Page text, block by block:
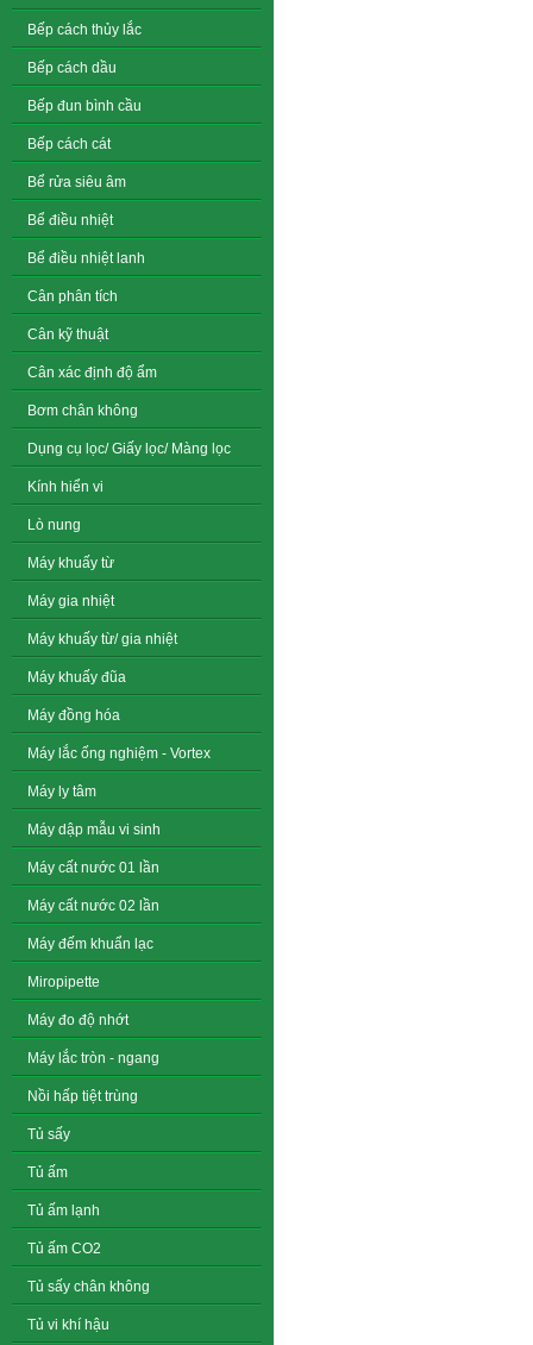
Bếp cách thủy lắc
Bếp cách dầu
Bếp đun bình cầu
Bếp cách cát
Bể rửa siêu âm
Bể điều nhiệt
Bể điều nhiệt lanh
Cân phân tích
Cân kỹ thuật
Cân xác định độ ẩm
Bơm chân không
Dụng cụ lọc/ Giấy lọc/ Màng lọc
Kính hiển vi
Lò nung
Máy khuấy từ
Máy gia nhiệt
Máy khuấy từ/ gia nhiệt
Máy khuấy đũa
Máy đồng hóa
Máy lắc ống nghiệm - Vortex
Máy ly tâm
Máy dập mẫu vi sinh
Máy cất nước 01 lần
Máy cất nước 02 lần
Máy đếm khuẩn lạc
Miropipette
Máy đo độ nhớt
Máy lắc tròn - ngang
Nồi hấp tiệt trùng
Tủ sấy
Tủ ấm
Tủ ấm lạnh
Tủ ấm CO2
Tủ sấy chân không
Tủ vi khí hậu